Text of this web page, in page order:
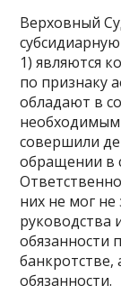
Верховный
1) являются
по признаку
обладают в
необходимым
совершили
обращении в
них не мог
руководства
обязанности
банкротстве,
обязанности.